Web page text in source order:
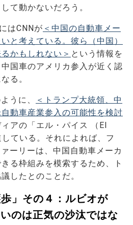
て動かないだろう。
はCNNが ＜中国の自動車メー
と考えている。彼ら（中国）
かもしれない＞ という情報を
国車のアメリカ参入が近く認
る。
うに、
＜トランプ大統領、中
動車産業参入の可能性を検討
アの「エル・パイス （El
ている。それによれば、フ
ーリーは、中国自動車メーカ
る枠組みを模索するため、ト
したとのことだ。
」その４：ルビオが
のは正気の沙汰ではな